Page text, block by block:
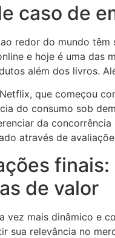
caso de
redor do mundo
e hoje é uma das
além dos livros.
que começou
do consumo sob
da
através de
de valor
vez mais dinâmico e
sua relevância no